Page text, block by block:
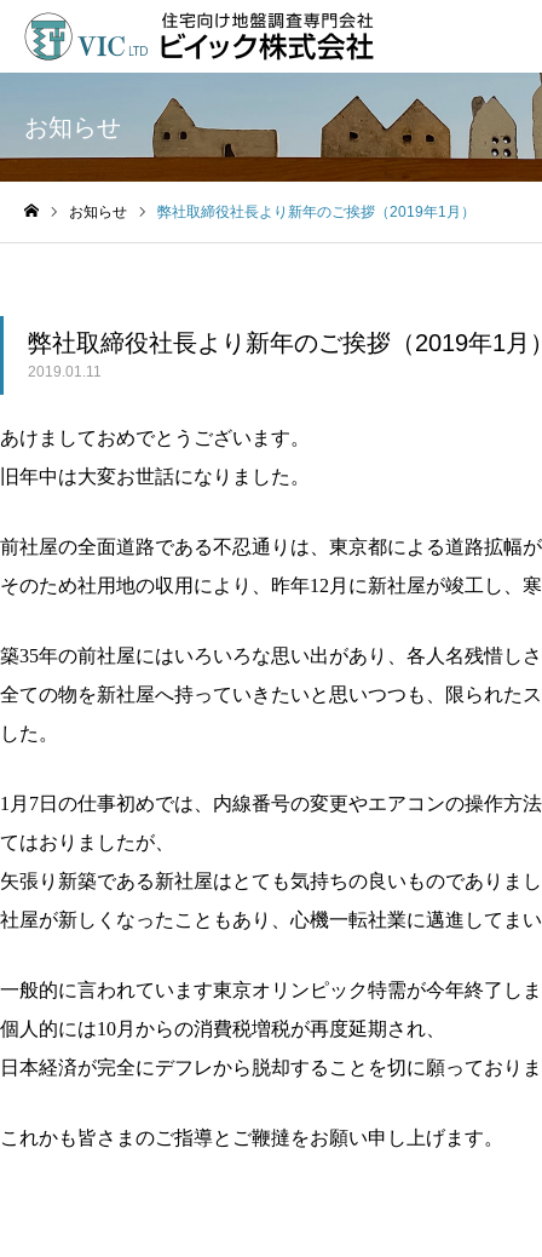
お知らせ
お知らせ 弊社取締役社長より新年のご挨拶（2019年1月）
弊社取締役社長より新年のご挨拶（2019年1月
2019.01.11
あけましておめでとうございます。
旧年中は大変お世話になりました。
前社屋の全面道路である不忍通りは、東京都による道路拡幅
そのため社用地の収用により、昨年12月に新社屋が竣工し、
築35年の前社屋にはいろいろな思い出があり、各人名残惜し
全ての物を新社屋へ持っていきたいと思いつつも、限られた
した。
1月7日の仕事初めでは、内線番号の変更やエアコンの操作方
てはおりましたが、
矢張り新築である新社屋はとても気持ちの良いものでありま
社屋が新しくなったこともあり、心機一転社業に邁進してま
一般的に言われています東京オリンピック特需が今年終了し
個人的には10月からの消費税増税が再度延期され、
日本経済が完全にデフレから脱却することを切に願っており
これかも皆さまのご指導とご鞭撻をお願い申し上げます。